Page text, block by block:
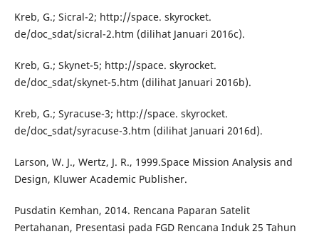
Kreb, G.; Sicral-2; http://space. skyrocket.
de/doc_sdat/sicral-2.htm (dilihat Januari 2016c).
Kreb, G.; Skynet-5; http://space. skyrocket.
de/doc_sdat/skynet-5.htm (dilihat Januari 2016b).
Kreb, G.; Syracuse-3; http://space. skyrocket.
de/doc_sdat/syracuse-3.htm (dilihat Januari 2016d).
Larson, W. J., Wertz, J. R., 1999.Space Mission Analysis and
Design, Kluwer Academic Publisher.
Pusdatin Kemhan, 2014. Rencana Paparan Satelit
Pertahanan, Presentasi pada FGD Rencana Induk 25 Tahun